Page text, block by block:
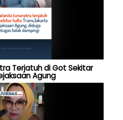
Terjatuh di Got Sekitar
Agung